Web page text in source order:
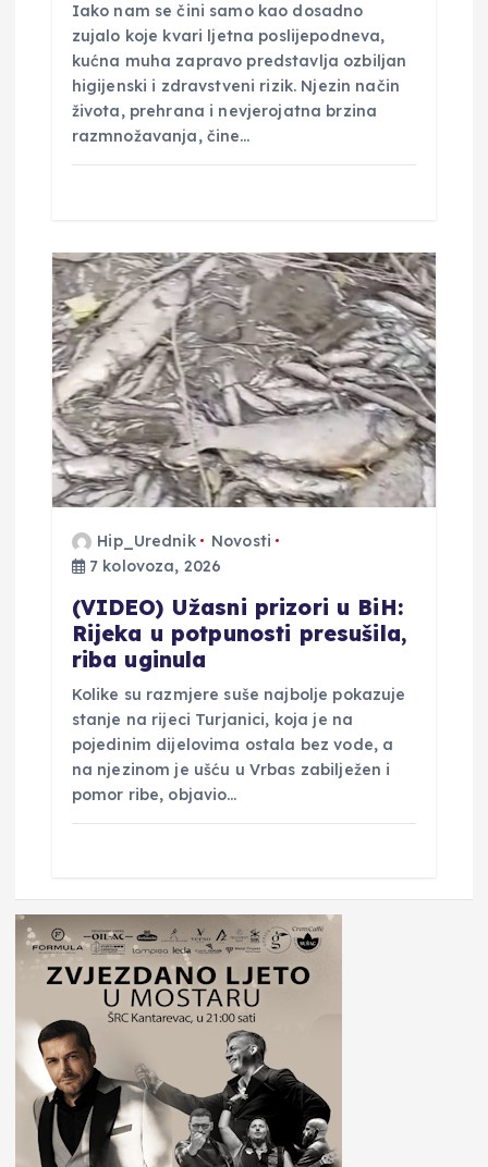
Iako nam se čini samo kao dosadno
zujalo koje kvari ljetna poslijepodneva,
kućna muha zapravo predstavlja ozbiljan
higijenski i zdravstveni rizik. Njezin način
života, prehrana i nevjerojatna brzina
razmnožavanja, čine…
Hip_Urednik
Novosti
7 kolovoza, 2026
(VIDEO) Užasni prizori u BiH:
Rijeka u potpunosti presušila,
riba uginula
Kolike su razmjere suše najbolje pokazuje
stanje na rijeci Turjanici, koja je na
pojedinim dijelovima ostala bez vode, a
na njezinom je ušću u Vrbas zabilježen i
pomor ribe, objavio…